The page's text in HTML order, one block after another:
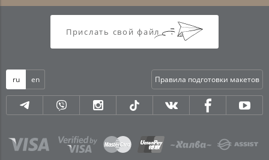
Прислать свой файл
ru en Правила подготовки макетов